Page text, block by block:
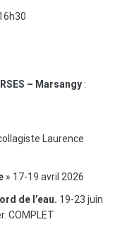
– Marsangy :
Laurence
» 17-19 avril 2026
de l’eau. 19-23 juin
COMPLET